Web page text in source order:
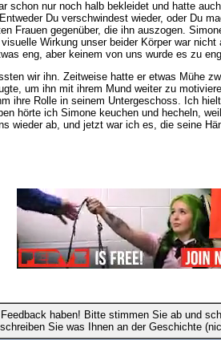
schon nur noch halb bekleidet und hatte
Du verschwindest wieder, oder Du
Frauen gegenüber, die ihn auszogen.
Wirkung unser beider Körper war nicht
eng, aber keinem von uns wurde es zu eng.
wir ihn. Zeitweise hatte er etwas Mühe
um ihn mit ihrem Mund weiter zu
ihre Rolle in seinem Untergeschoss. Ich
hörte ich Simone keuchen und hecheln,
wieder ab, und jetzt war ich es, die seine
haben! Bitte stimmen Sie ab und
Sie was Ihnen an der Geschichte